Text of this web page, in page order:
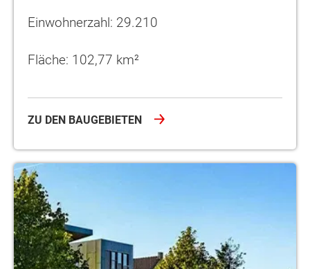
Einwohnerzahl: 29.210
Fläche: 102,77 km²
ZU DEN BAUGEBIETEN
Ostbevern